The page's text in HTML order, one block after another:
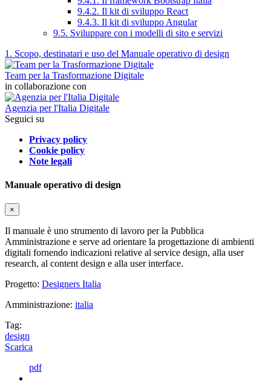
9.4.2. Il kit di sviluppo React
9.4.3. Il kit di sviluppo Angular
9.5. Sviluppare con i modelli di sito e servizi
1. Scopo, destinatari e uso del Manuale operativo di design
Team per la Trasformazione Digitale
in collaborazione con
Agenzia per l'Italia Digitale
Seguici su
Privacy policy
Cookie policy
Note legali
Manuale operativo di design
×
Il manuale è uno strumento di lavoro per la Pubblica
Amministrazione e serve ad orientare la progettazione di ambienti
digitali fornendo indicazioni relative al service design, alla user
research, al content design e alla user interface.
Progetto: Designers Italia
Amministrazione: italia
Tag:
design
Scarica
pdf